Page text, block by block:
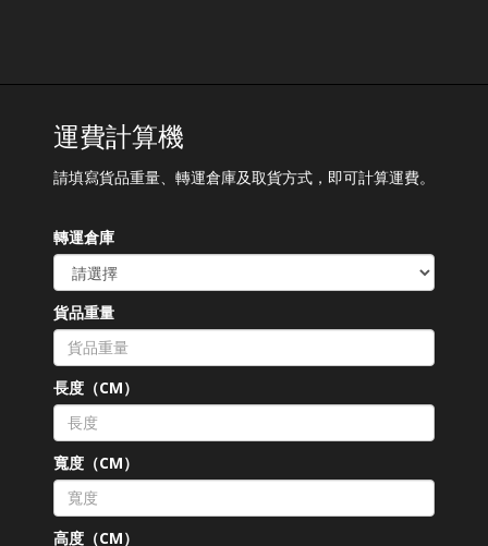
運費計算機
請填寫貨品重量、轉運倉庫及取貨方式，即可計算運費。
轉運倉庫
貨品重量
長度（CM）
寬度（CM）
高度（CM）